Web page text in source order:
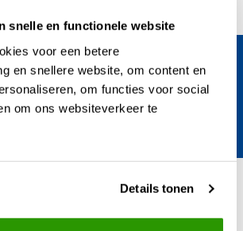
snelle en functionele website
voor een betere
en snellere website, om content en
om functies voor social
om ons websiteverkeer te
Details tonen
van het laatste nieuws en
- TEGAPO (sinds 1996)